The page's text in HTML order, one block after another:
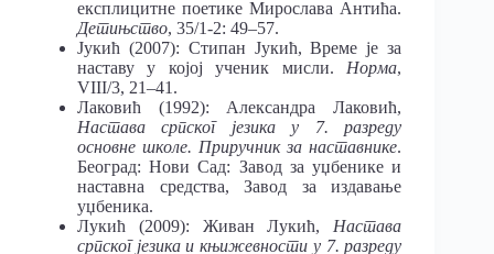
експлицитне поетике Мирослава Антића.
Детињство, 35/1-2: 49–57.
Јукић (2007): Стипан Јукић, Време је за
наставу у којој ученик мисли. Норма,
VIII/3, 21–41.
Лаковић (1992): Александра Лаковић,
Настава српског језика у 7. разреду
основне школе. Приручник за наставнике.
Београд: Нови Сад: Завод за уџбенике и
наставна средства, Завод за издавање
уџбеника.
Лукић (2009): Живан Лукић, Настава
српског језика и књижевности у 7. разреду